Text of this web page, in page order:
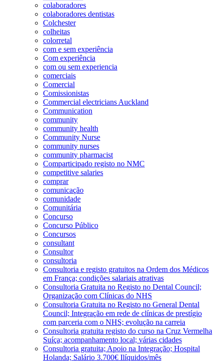
colaboradores
colaboradores dentistas
Colchester
colheitas
colorretal
com e sem experiência
Com experiência
com ou sem experiencia
comerciais
Comercial
Comissionistas
Commercial electricians Auckland
Communication
community
community health
Community Nurse
community nurses
community pharmacist
Comparticipado registo no NMC
competitive salaries
comprar
comunicação
comunidade
Comunitária
Concurso
Concurso Público
Concursos
consultant
Consultor
consultoria
Consultoria e registo gratuitos na Ordem dos Médicos
em França; condições salariais atrativas
Consultoria Gratuita no Registo no Dental Council;
Organização com Clínicas do NHS
Consultoria Gratuita no Registo no General Dental
Council; Integração em rede de clínicas de prestígio
com parceria com o NHS; evolução na carreia
Consultoria gratuita registo do curso na Cruz Vermelha
Suíça; acompanhamento local; várias cidades
Consultoria gratuita; Apoio na Integração; Hospital
Holanda; Salário 3.700€ Ilíquidos/mês